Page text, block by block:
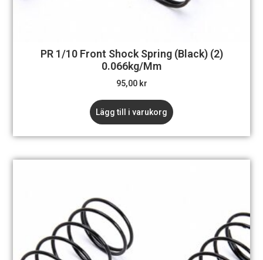
PR 1/10 Front Shock Spring (Black) (2)
0.066kg/mm
95,00 kr
Lägg till i varukorg